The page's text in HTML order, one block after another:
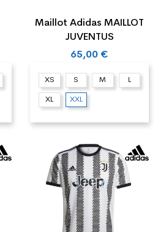
Maillot Adidas MAILLOT
JUVENTUS
65,00 €
XS S M L
XL XXL